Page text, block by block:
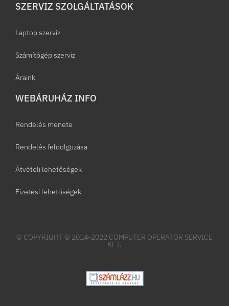
SZERVIZ SZOLGÁLTATÁSOK
Laptop szerviz
Számítógép szerviz
Áraink
WEBÁRUHÁZ INFO
Rendelés menete
Rendelés feldolgozása
Átvételi lehetőségek
Fizetési lehetőségek
© COPYRIGHT © 2014-2022 COMPUTER OPERATOR SERVICE
KFT.